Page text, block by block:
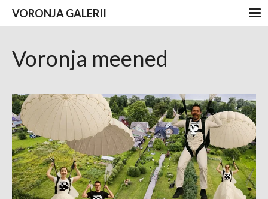
VORONJA GALERII
Voronja meened